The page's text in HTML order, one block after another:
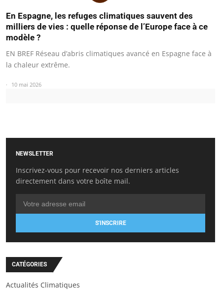
En Espagne, les refuges climatiques sauvent des
milliers de vies : quelle réponse de l’Europe face à ce
modèle ?
EN BREF Réseau d’abris climatiques avancé en Espagne face à
la chaleur extrême.
10 mai 2026
NEWSLETTER
Inscrivez-vous pour recevoir nos derniers articles
directement dans votre boîte mail.
S'INSCRIRE
CATÉGORIES
Actualités Climatiques